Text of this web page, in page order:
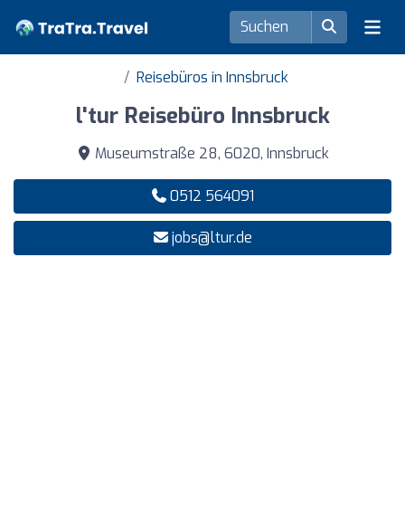
Reisebüros in Innsbruck
l'tur Reisebüro Innsbruck
Museumstraße 28, 6020, Innsbruck
0512 564091
jobs@ltur.de